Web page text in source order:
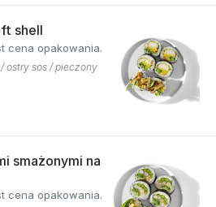
shell
cena opakowania.
ostry sos / pieczony
smażonymi na
cena opakowania.